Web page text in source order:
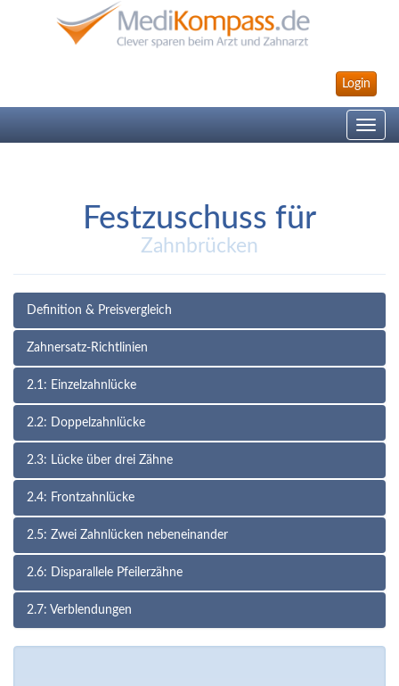
Login
Toggle
Festzuschuss für
Zahnbrücken
Definition & Preisvergleich
Zahnersatz-Richtlinien
2.1: Einzelzahnlücke
2.2: Doppelzahnlücke
2.3: Lücke über drei Zähne
2.4: Frontzahnlücke
2.5: Zwei Zahnlücken nebeneinander
2.6: Disparallele Pfeilerzähne
2.7: Verblendungen